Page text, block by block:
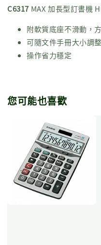
C6317 MAX 加長型訂書機
附軟質底座不滑動，
可隨文件手冊大小調
操作省力穩定
您可能也喜歡